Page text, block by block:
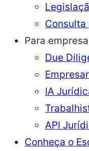
Consulta
Para
Due
IA
API
Conheça o